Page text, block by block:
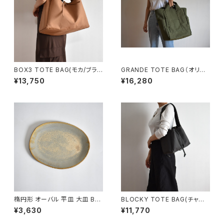
BOX3 TOTE BAG(モカ/ブラウ
ン）
¥13,750
GRANDE TOTE BAG（オリー
ブ/カーキ）
¥16,280
楕円形 オーバル 平皿 大皿 BS
P089
¥3,630
BLOCKY TOTE BAG(チャコ
ール/グレー)
¥11,770